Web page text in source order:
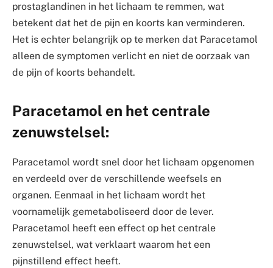
prostaglandinen in het lichaam te remmen, wat
betekent dat het de pijn en koorts kan verminderen.
Het is echter belangrijk op te merken dat Paracetamol
alleen de symptomen verlicht en niet de oorzaak van
de pijn of koorts behandelt.
Paracetamol en het centrale
zenuwstelsel:
Paracetamol wordt snel door het lichaam opgenomen
en verdeeld over de verschillende weefsels en
organen. Eenmaal in het lichaam wordt het
voornamelijk gemetaboliseerd door de lever.
Paracetamol heeft een effect op het centrale
zenuwstelsel, wat verklaart waarom het een
pijnstillend effect heeft.